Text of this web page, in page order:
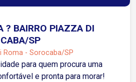
? BAIRRO PIAZZA DI
SP
Roma - Sorocaba/SP
para quem procura uma
e pronta para morar!